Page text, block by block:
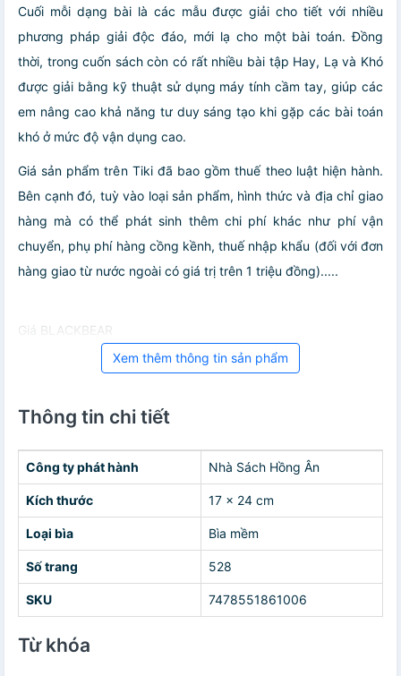
Cuối mỗi dạng bài là các mẫu được giải cho tiết với nhiều
phương pháp giải độc đáo, mới lạ cho một bài toán. Đồng
thời, trong cuốn sách còn có rất nhiều bài tập Hay, Lạ và Khó
được giải bằng kỹ thuật sử dụng máy tính cầm tay, giúp các
em nâng cao khả năng tư duy sáng tạo khi gặp các bài toán
khó ở mức độ vận dụng cao.
Giá sản phẩm trên Tiki đã bao gồm thuế theo luật hiện hành.
Bên cạnh đó, tuỳ vào loại sản phẩm, hình thức và địa chỉ giao
hàng mà có thể phát sinh thêm chi phí khác như phí vận
chuyển, phụ phí hàng cồng kềnh, thuế nhập khẩu (đối với đơn
hàng giao từ nước ngoài có giá trị trên 1 triệu đồng).....
Giá BLACKBEAR
Xem thêm thông tin sản phẩm
Thông tin chi tiết
Công ty phát hành Nhà Sách Hồng Ân
Kích thước 17 x 24 cm
Loại bìa Bìa mềm
Số trang 528
SKU 7478551861006
Từ khóa